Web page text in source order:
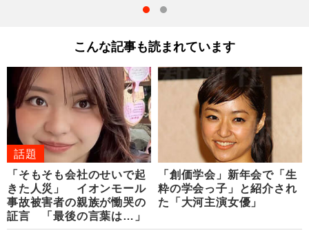
こんな記事も読まれています
話題
「そもそも会社のせいで起
きた人災」 イオンモール
事故被害者の親族が慟哭の
証言 「最後の言葉は…」
「創価学会」新年会で「生
粋の学会っ子」と紹介され
た「大河主演女優」